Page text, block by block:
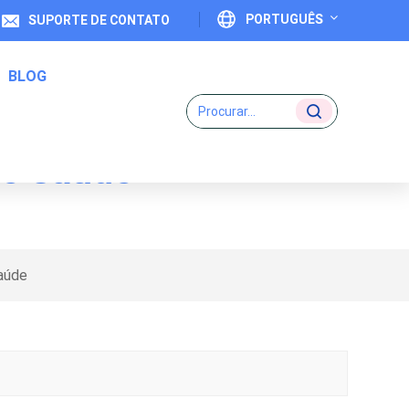
PORTUGUÊS
SUPORTE DE CONTATO
BLOG
De Rótulos
Saúde